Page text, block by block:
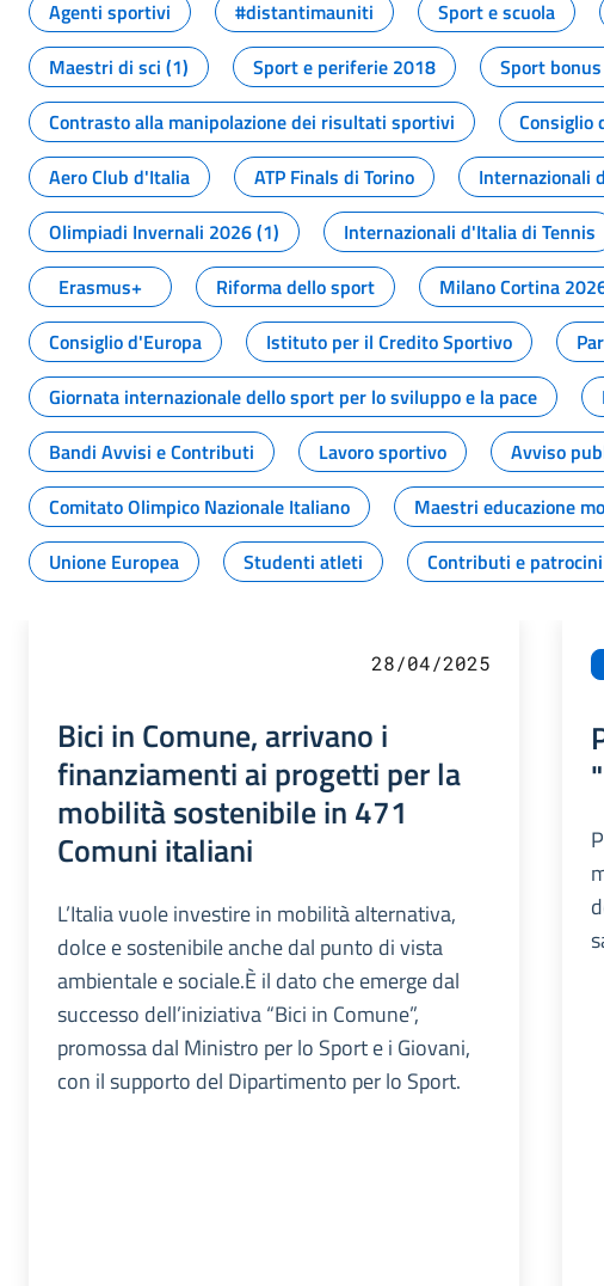
Agenti sportivi
#distantimauniti Sport e scuola
Maestri di sci (1)
Sport e periferie 2018 Sport
Contrasto alla manipolazione dei risultati sportivi
Consiglio
Aero Club d'Italia
ATP Finals di Torino Internazionali
Olimpiadi Invernali 2026 (1)
Internazionali d'Italia di Tennis
Erasmus+
Riforma dello sport Milano Cortina
Consiglio d'Europa
Istituto per il Credito Sportivo
Giornata internazionale dello sport per lo sviluppo e la pace
Bandi Avvisi e Contributi
Lavoro sportivo Avviso
Comitato Olimpico Nazionale Italiano
Maestri educazione
Unione Europea
Studenti atleti Contributi e
28/04/2025
Bici in Comune, arrivano i
finanziamenti ai progetti per la
mobilità sostenibile in 471
Comuni italiani
L’Italia vuole investire in mobilità alternativa,
dolce e sostenibile anche dal punto di vista
ambientale e sociale.È il dato che emerge dal
successo dell’iniziativa “Bici in Comune”,
promossa dal Ministro per lo Sport e i Giovani,
con il supporto del Dipartimento per lo Sport.